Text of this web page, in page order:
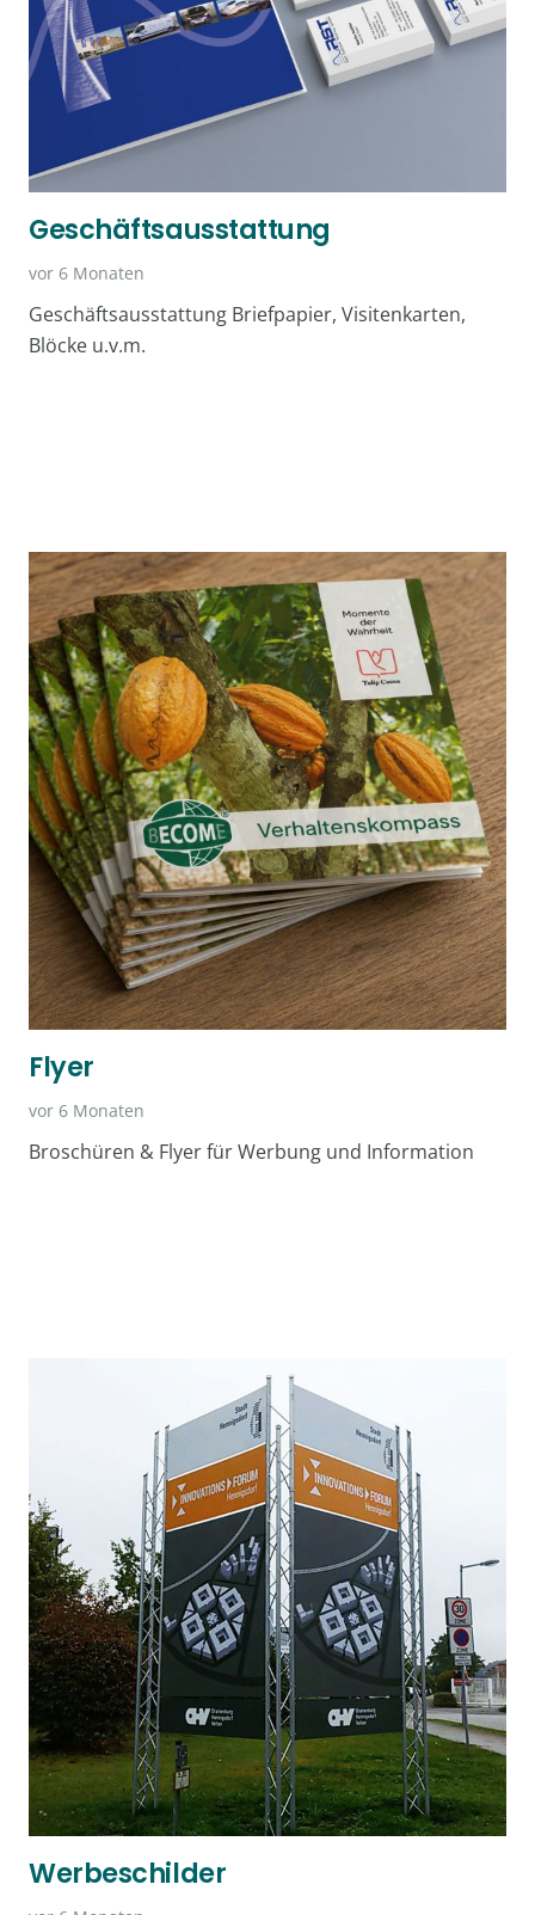
Geschäftsausstattung
vor 6 Monaten
Geschäftsausstattung Briefpapier, Visitenkarten,
Blöcke u.v.m.
Flyer
vor 6 Monaten
Broschüren & Flyer für Werbung und Information
Werbeschilder